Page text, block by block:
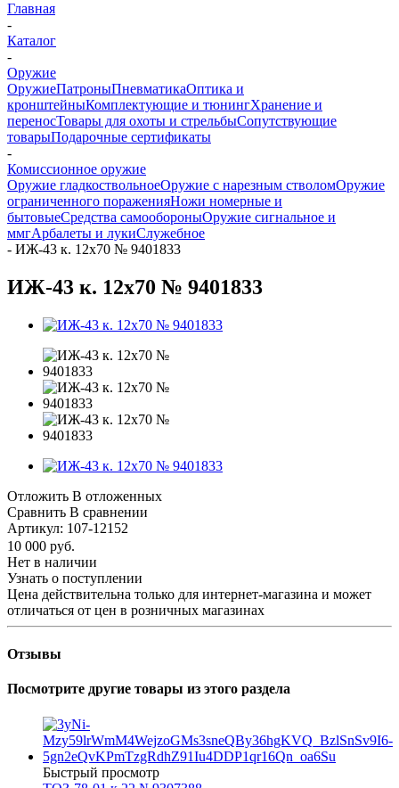
Главная
-
Каталог
-
Оружие
ОружиеПатроныПневматикаОптика и
кронштейныКомплектующие и тюнингХранение и
переносТовары для охоты и стрельбыСопутствующие
товарыПодарочные сертификаты
-
Комиссионное оружие
Оружие гладкоствольноеОружие с нарезным стволомОружие
ограниченного пораженияНожи номерные и
бытовыеСредства самообороныОружие сигнальное и
ммгАрбалеты и лукиСлужебное
- ИЖ-43 к. 12х70 № 9401833
ИЖ-43 к. 12х70 № 9401833
Отложить В отложенных
Сравнить В сравнении
Артикул: 107-12152
10 000 руб.
Нет в наличии
Узнать о поступлении
Цена действительна только для интернет-магазина и может
отличаться от цен в розничных магазинах
Отзывы
Посмотрите другие товары из этого раздела
Быстрый просмотр